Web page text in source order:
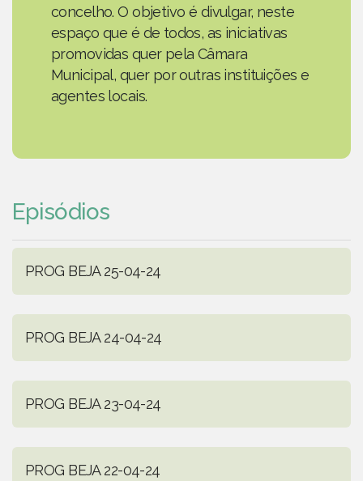
concelho. O objetivo é divulgar, neste
espaço que é de todos, as iniciativas
promovidas quer pela Câmara
Municipal, quer por outras instituições e
agentes locais.
Episódios
PROG BEJA 25-04-24
PROG BEJA 24-04-24
PROG BEJA 23-04-24
PROG BEJA 22-04-24